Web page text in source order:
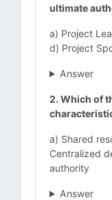
ultimate
a) Project
d) Project
Answer
2. Which of
a) Shared
Centralized
authority
Answer